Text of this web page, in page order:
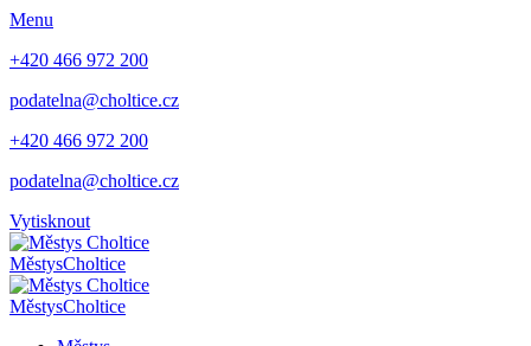
Menu
+420 466 972 200
podatelna@choltice.cz
+420 466 972 200
podatelna@choltice.cz
Vytisknout
MěstysCholtice
MěstysCholtice